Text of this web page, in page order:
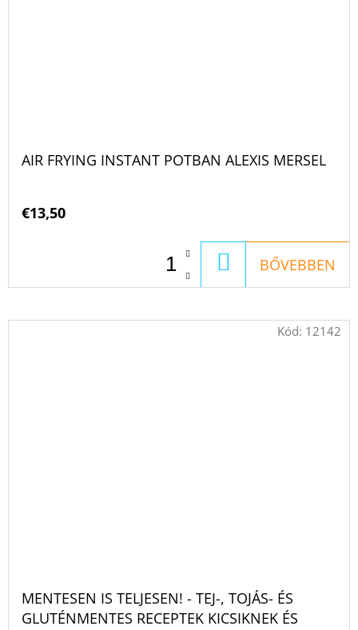
AIR FRYING INSTANT POTBAN ALEXIS MERSEL
€13,50
KOSÁRBA
BŐVEBBEN
MENTESEN IS TELJESEN! - TEJ-, TOJÁS- ÉS
GLUTÉNMENTES RECEPTEK KICSIKNEK ÉS
Kód: 12142